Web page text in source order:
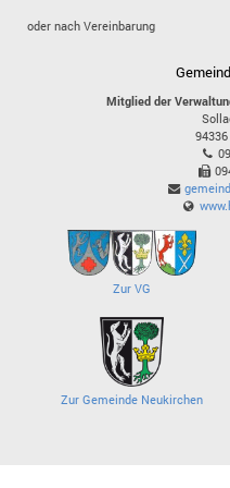
oder nach Vereinbarung
Mitglied der
94336
Zur VG
Zur Gemeinde Neukirchen